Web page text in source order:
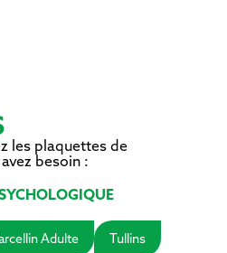
les plaquettes de
besoin :
Adulte Tullins